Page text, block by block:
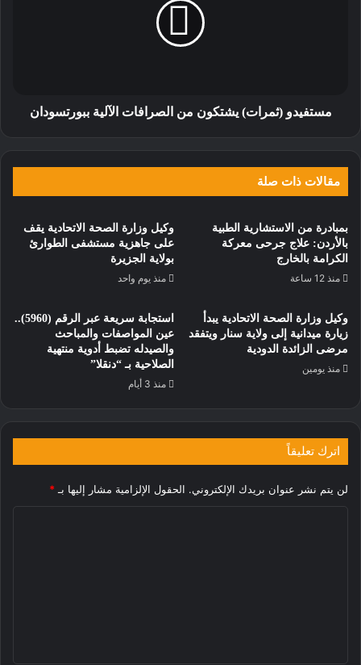
مستفيدو (ثمرات) يشتكون من الصرافات الآلية ببورتسودان
مقالات ذات صلة
بمبادرة من الاستشارية الطبية
بالأردن: علاج جرحى معركة
الكرامة بالخارج
منذ 12 ساعة
وكيل وزارة الصحة الاتحادية يقف
على جاهزية مستشفى الطوارئ
بولاية الجزيرة
منذ يوم واحد
وكيل وزارة الصحة الاتحادية يبدأ
زيارة ميدانية إلى ولاية سنار ويتفقد
مرضى الزائدة الدودية
منذ يومين
استجابة سريعة عبر الرقم (5960)..
عين المواصفات والمباحث
والصيدله تضبط أدوية منتهية
الصلاحية بـ “دنقلا”
منذ 3 أيام
اترك تعليقاً
لن يتم نشر عنوان بريدك الإلكتروني. الحقول الإلزامية مشار إليها بـ *